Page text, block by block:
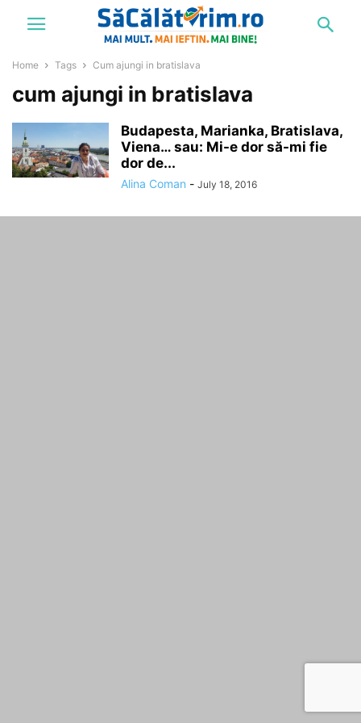
Home Tags Cum ajungi in bratislava
cum ajungi in bratislava
Budapesta, Marianka, Bratislava,
Viena… sau: Mi-e dor să-mi fie
dor de...
Alina Coman - July 18, 2016